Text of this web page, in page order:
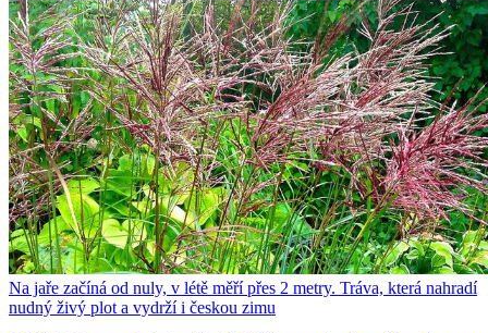
Na jaře začíná od nuly, v létě měří přes 2 metry. Tráva, která nahradí
nudný živý plot a vydrží i českou zimu